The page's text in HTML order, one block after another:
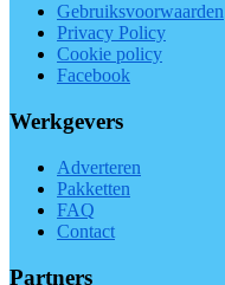
Gebruiksvoorwaarden
Privacy Policy
Cookie policy
Facebook
Werkgevers
Adverteren
Pakketten
FAQ
Contact
Partners